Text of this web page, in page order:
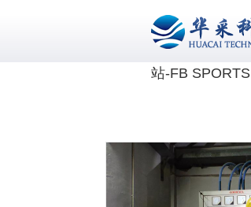
站-FB SPORTS